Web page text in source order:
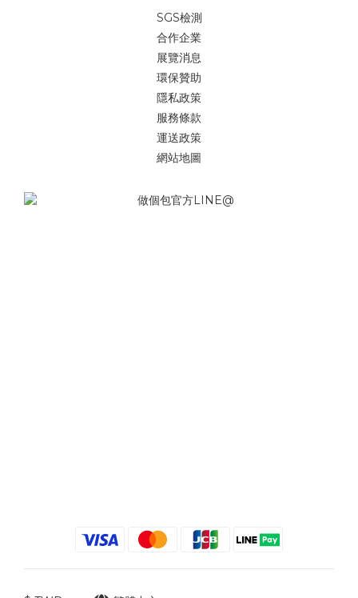
SGS檢測
合作企業
展覽消息
環保贊助
隱私政策
服務條款
運送政策
網站地圖